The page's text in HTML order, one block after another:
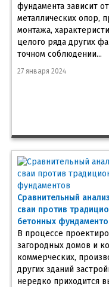
фундамента зависит
металлических опор,
монтажа,
целого ряда других
точном соблюдении...
27 января 2024
Сравнительный
сваи против
бетонных
В процессе
загородных домов и
коммерческих,
других зданий
нередко приходится